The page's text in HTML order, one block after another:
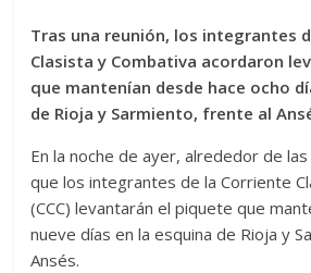
Tras una reunión, los integrantes
Clasista y Combativa acordaron
que mantenían desde hace ocho
de Rioja y Sarmiento, frente al
En la noche de ayer, alrededor de
que los integrantes de la Corriente
(CCC) levantarán el piquete que
nueve días en la esquina de Rioja y
Ansés.